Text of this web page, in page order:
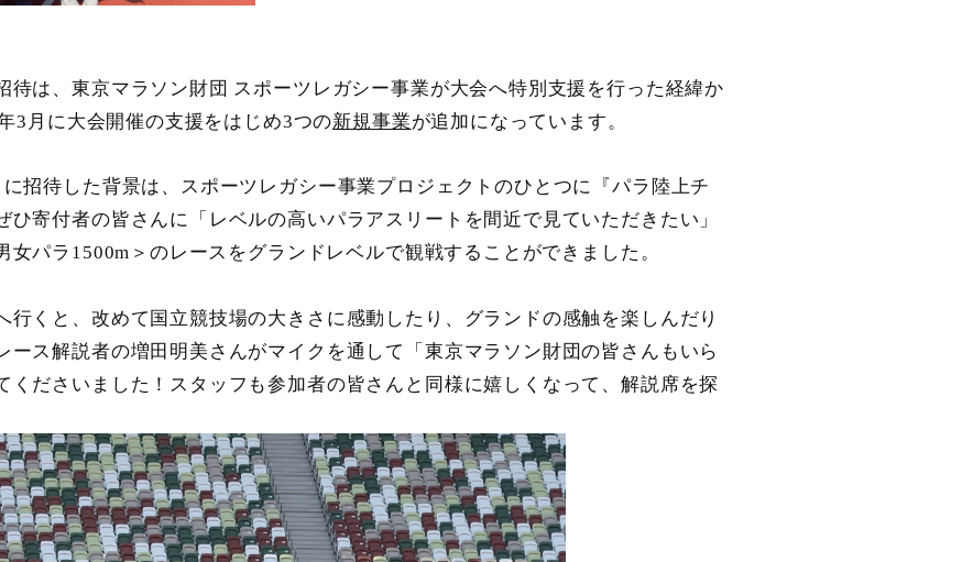
待は、東京マラソン財団 スポーツレガシー事業が大会へ特別支援を行った経緯か
3月に大会開催の支援をはじめ3つの新規事業が追加になっています。
招待した背景は、スポーツレガシー事業プロジェクトのひとつに『パラ陸上チ
ひ寄付者の皆さんに「レベルの高いパラアスリートを間近で見ていただきたい」
女パラ1500m＞のレースをグランドレベルで観戦することができました。
行くと、改めて国立競技場の大きさに感動したり、グランドの感触を楽しんだり
ース解説者の増田明美さんがマイクを通して「東京マラソン財団の皆さんもいら
くださいました！スタッフも参加者の皆さんと同様に嬉しくなって、解説席を探